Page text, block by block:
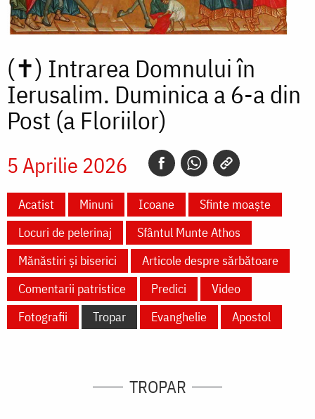
(✝) Intrarea Domnului în
Ierusalim. Duminica a 6-a din
Post (a Floriilor)
5 Aprilie 2026
Acatist Minuni Icoane
Sfinte moaște
Locuri de pelerinaj
Sfântul Munte Athos
Mănăstiri și biserici
Articole despre sărbătoare
Comentarii patristice
Predici
Video
Fotografii
Tropar Evanghelie Apostol
TROPAR